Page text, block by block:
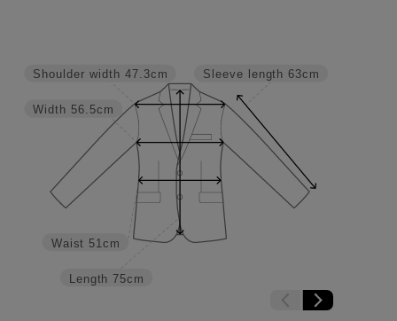
Sleeve length 63cm
Length 75cm
Waist 51cm
Width 56.5cm
Shoulder width 47.3cm